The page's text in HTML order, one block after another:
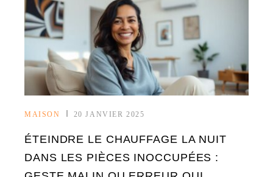
MAISON 20 JANVIER 2025
ÉTEINDRE LE CHAUFFAGE LA NUIT
DANS LES PIÈCES INOCCUPÉES :